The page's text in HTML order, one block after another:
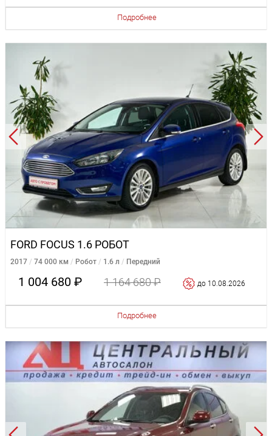
Подробнее
FORD FOCUS 1.6 РОБОТ
2017 74 000 км Робот 1.6 л Передний
1 004 680 ₽ 1 164 680 ₽ до 10.08.2026
Подробнее